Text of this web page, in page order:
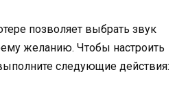
позволяет выбрать звук
желанию. Чтобы настроить
следующие действия: